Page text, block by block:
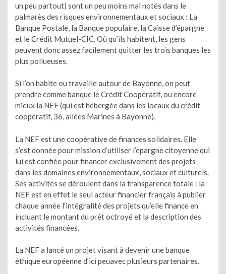
un peu partout) sont un peu moins mal notés dans le
palmarès des risques environnementaux et sociaux : La
Banque Postale, la Banque populaire, la Caisse d’épargne
et le Crédit Mutuel-CIC. Où qu’ils habitent, les gens
peuvent donc assez facilement quitter les trois banques les
plus pollueuses.
Si l’on habite ou travaille autour de Bayonne, on peut
prendre comme banque le Crédit Coopératif, ou encore
mieux la NEF (qui est hébergée dans les locaux du crédit
coopératif, 36, allées Marines à Bayonne).
La NEF est une coopérative de finances solidaires. Elle
s’est donnée pour mission d’utiliser l’épargne citoyenne qui
lui est confiée pour financer exclusivement des projets
dans les domaines environnementaux, sociaux et culturels.
Ses activités se déroulent dans la transparence totale : la
NEF est en effet le seul acteur financier français à publier
chaque année l’intégralité des projets qu’elle finance en
incluant le montant du prêt octroyé et la description des
activités financées.
La NEF a lancé un projet visant à devenir une banque
éthique européenne d’ici peuavec plusieurs partenaires.